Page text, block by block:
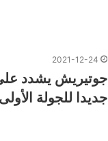
2021-12-24
جوتيريش يشدد
جديدا للجولة